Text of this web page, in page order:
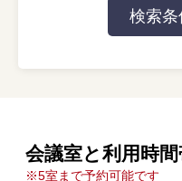
会議室と利用時
※5室まで予約可能です